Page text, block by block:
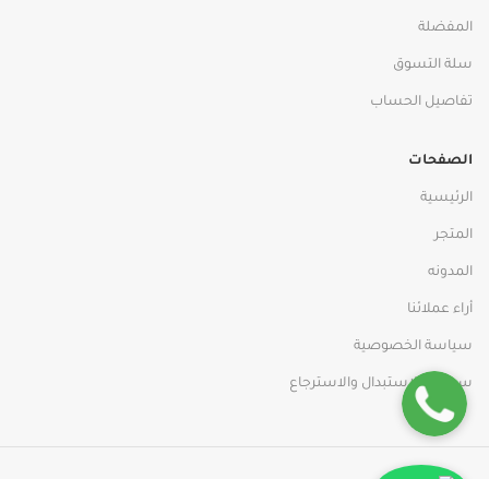
المفضلة
سلة التسوق
تفاصيل الحساب
الصفحات
الرئيسية
المتجر
المدونه
أراء عملائنا
سياسة الخصوصية
سياسة الاستبدال والاسترجاع